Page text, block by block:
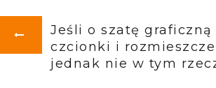
Jeśli o szatę
czcionki i
jednak nie w tym